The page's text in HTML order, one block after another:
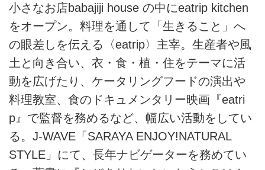
小さなお店babajiji house の中にeatrip kitchen
をオープン。料理を通して「生きること」へ
の眼差しを伝える〈eatrip〉主宰。生産者や風
土と向き合い、衣・食・植・住をテーマに活
動を広げたり、ケータリングフードの演出や
料理教室、食のドキュメンタリー映画『eatri
p』で監督を務めるなど、幅広い活動をしてい
る。J-WAVE「SARAYA ENJOY!NATURAL
STYLE」にて、長年ナビゲーターを務めてい